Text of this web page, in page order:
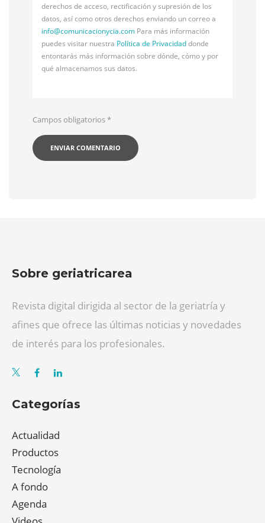
derechos de acceso, rectificación y supresión de los
datos, así como otros derechos enviando un correo a
info@comunicacionycia.com Para más información
puedes visitar nuestra Política de Privacidaddonde
entontarás más información sobre dónde, cómo y por
qué almacenamos sus datos.
Campos obligatorios*
Sobre geriatricarea
Revista digital dirigida al sector de la geriatría y
afines que ofrece las últimas noticias y novedades
de interés para los profesionales.
Categorías
Actualidad
Productos
Tecnología
A fondo
Agenda